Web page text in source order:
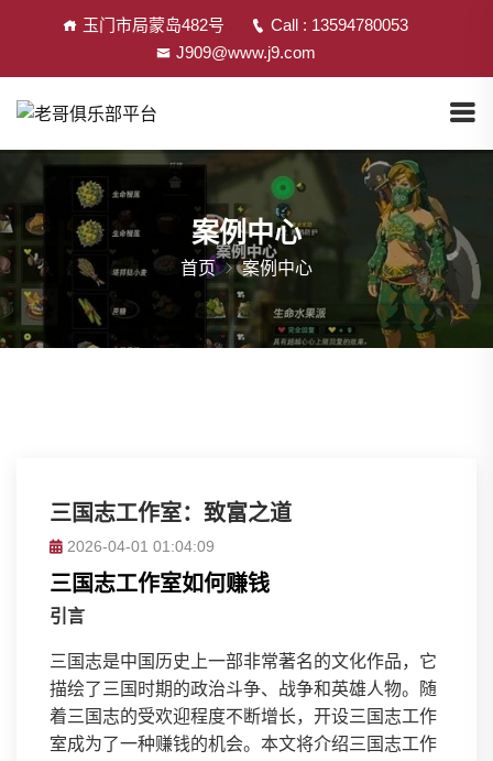
玉门市局蒙岛482号
Call : 13594780053
J909@www.j9.com
案例中心
首页 案例中心
三国志工作室：致富之道
2026-04-01 01:04:09
三国志工作室如何赚钱
引言
三国志是中国历史上一部非常著名的文化作品，它
描绘了三国时期的政治斗争、战争和英雄人物。随
着三国志的受欢迎程度不断增长，开设三国志工作
室成为了一种赚钱的机会。本文将介绍三国志工作